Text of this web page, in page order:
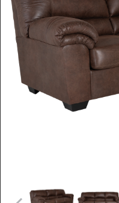
Förvaring
Inredning
Mattor
Belysning
Utemöbler